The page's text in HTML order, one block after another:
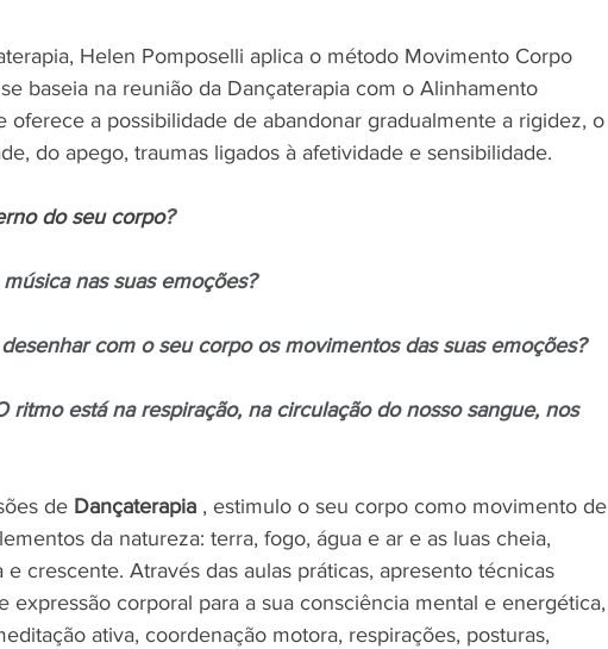
Helen Pomposelli aplica o método Movimento Corpo
baseia na reunião da Dançaterapia com o Alinhamento
oferece a possibilidade de abandonar gradualmente a rigidez, o
do apego, traumas ligados à afetividade e sensibilidade.
do seu corpo?
nas suas emoções?
com o seu corpo os movimentos das suas emoções?
ritmo está na respiração, na circulação do nosso sangue, nos
de Dançaterapia , estimulo o seu corpo como movimento de
da natureza: terra, fogo, água e ar e as luas cheia,
e crescente. Através das aulas práticas, apresento técnicas
expressão corporal para a sua consciência mental e energética,
ativa, coordenação motora, respirações, posturas,